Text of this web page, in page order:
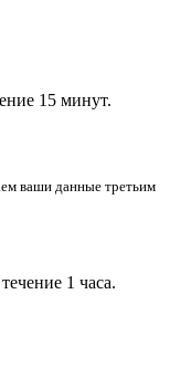
15 минут.
ваши данные третьим
1 часа.